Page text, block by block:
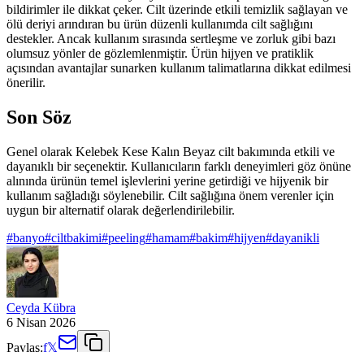
bildirimler ile dikkat çeker. Cilt üzerinde etkili temizlik sağlayan ve
ölü deriyi arındıran bu ürün düzenli kullanımda cilt sağlığını
destekler. Ancak kullanım sırasında sertleşme ve zorluk gibi bazı
olumsuz yönler de gözlemlenmiştir. Ürün hijyen ve pratiklik
açısından avantajlar sunarken kullanım talimatlarına dikkat edilmesi
önerilir.
Son Söz
Genel olarak Kelebek Kese Kalın Beyaz cilt bakımında etkili ve
dayanıklı bir seçenektir. Kullanıcıların farklı deneyimleri göz önüne
alınında ürünün temel işlevlerini yerine getirdiği ve hijyenik bir
kullanım sağladığı söylenebilir. Cilt sağlığına önem verenler için
uygun bir alternatif olarak değerlendirilebilir.
#banyo#ciltbakimi#peeling#hamam#bakim#hijyen#dayanikli
Ceyda Kübra
6 Nisan 2026
Paylaş:f𝕏